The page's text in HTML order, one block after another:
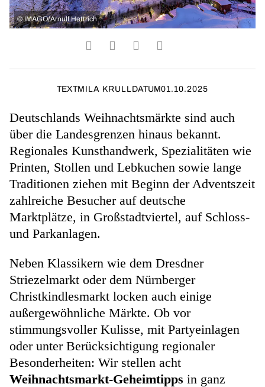
© IMAGO/Arnulf Hettrich
TEXTMILA KRULLDATUM01.10.2025
Deutschlands Weihnachtsmärkte sind auch
über die Landesgrenzen hinaus bekannt.
Regionales Kunsthandwerk, Spezialitäten wie
Printen, Stollen und Lebkuchen sowie lange
Traditionen ziehen mit Beginn der Adventszeit
zahlreiche Besucher auf deutsche
Marktplätze, in Großstadtviertel, auf Schloss-
und Parkanlagen.
Neben Klassikern wie dem Dresdner
Striezelmarkt oder dem Nürnberger
Christkindlesmarkt locken auch einige
außergewöhnliche Märkte. Ob vor
stimmungsvoller Kulisse, mit Partyeinlagen
oder unter Berücksichtigung regionaler
Besonderheiten: Wir stellen acht
Weihnachtsmarkt-Geheimtipps in ganz